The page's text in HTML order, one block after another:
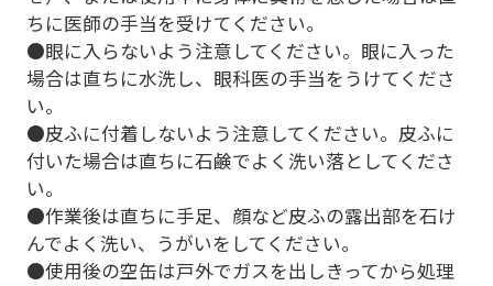
ちに医師の手当を受けてください。
●眼に入らないよう注意してください。眼に入った
場合は直ちに水洗し、眼科医の手当をうけてくださ
い。
●皮ふに付着しないよう注意してください。皮ふに
付いた場合は直ちに石鹸でよく洗い落としてくださ
い。
●作業後は直ちに手足、顔など皮ふの露出部を石け
んでよく洗い、うがいをしてください。
●使用後の空缶は戸外でガスを出しきってから処理